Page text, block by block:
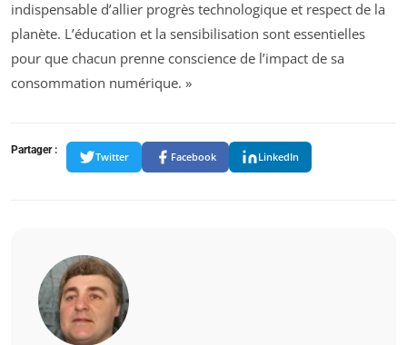
indispensable d’allier progrès technologique et respect de la
planète. L’éducation et la sensibilisation sont essentielles
pour que chacun prenne conscience de l’impact de sa
consommation numérique. »
Partager :
Twitter Facebook LinkedIn